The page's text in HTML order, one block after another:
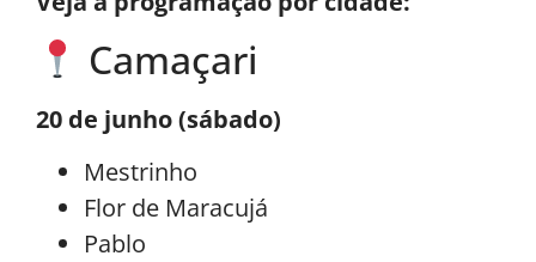
Camaçari
20 de junho (sábado)
Mestrinho
Flor de Maracujá
Pablo